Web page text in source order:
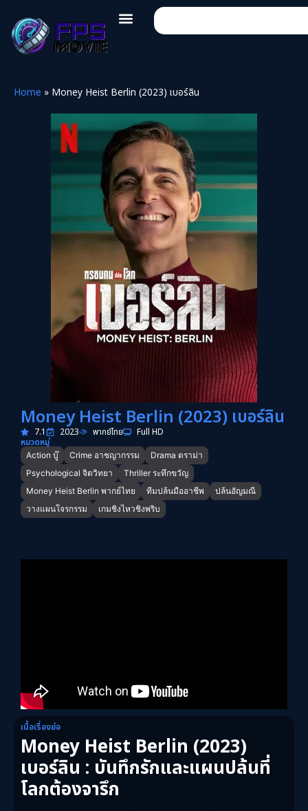
Home » Money Heist Berlin (2023) เบอร์ลิน
Money Heist Berlin (2023) เบอร์ลิน
7.1 2023 พากย์ไทย
Full HD
หมวดหมู่
Action บู๊ Crime อาชญากรรม
Drama ดราม่า
Psychological จิตวิทยา
Thriller ระทึกขวัญ
Money Heist Berlin พากย์ไทย
ทีมปล้นมืออาชีพ
ปล้นอัญมณี
วางแผนโจรกรรม
เกมชิงไหวชิงพริบ
เนื้อเรื่องย่อ
Money Heist Berlin (2023)
เบอร์ลิน : บันทึกรักและแผนปล้นที่
โลกต้องจารึก